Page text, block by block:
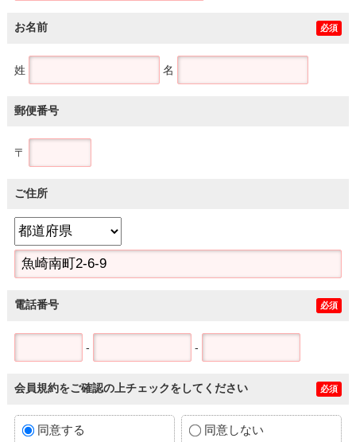
お名前 必須
姓 名
郵便番号
〒
ご住所
電話番号 必須
- -
会員規約をご確認の上チェックをしてください 必須
同意する 同意しない